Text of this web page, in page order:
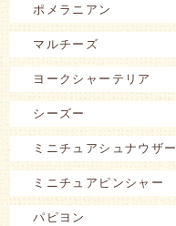
ポメラニアン
マルチーズ
ヨークシャーテリア
シーズー
ミニチュアシュナウザー
ミニチュアピンシャー
パピヨン